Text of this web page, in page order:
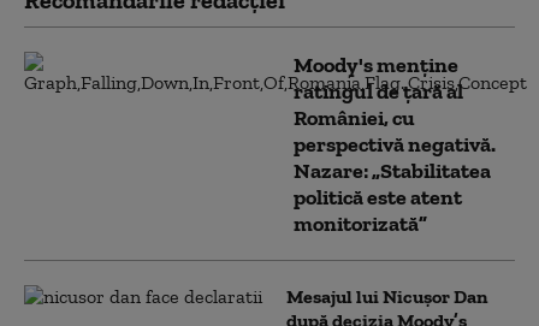
Moody's menține
ratingul de țară al
României, cu
perspectivă negativă.
Nazare: „Stabilitatea
politică este atent
monitorizată”
Mesajul lui Nicușor Dan
după decizia Moody’s